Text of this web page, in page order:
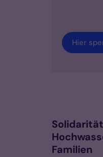
Hier
Familien